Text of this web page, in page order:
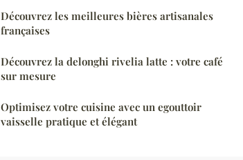
Découvrez les meilleures bières artisanales
françaises
Découvrez la delonghi rivelia latte : votre café
sur mesure
Optimisez votre cuisine avec un egouttoir
vaisselle pratique et élégant